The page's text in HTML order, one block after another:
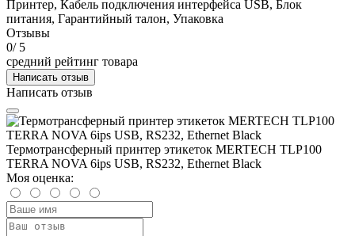
Принтер, Кабель подключения интерфейса USB, Блок
питания, Гарантийный талон, Упаковка
Отзывы
0/ 5
средний рейтинг товара
Написать отзыв
Написать отзыв
Термотрансферный принтер этикеток MERTECH TLP100
TERRA NOVA 6ips USB, RS232, Ethernet Black
Моя оценка: